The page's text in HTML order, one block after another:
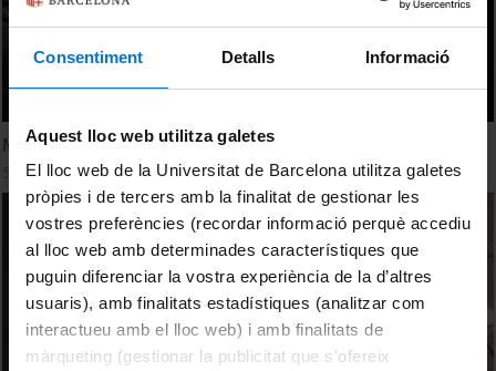
Consentiment Detalls Informació
Aquest lloc web utilitza galetes
El lloc web de la Universitat de Barcelona utilitza galetes
pròpies i de tercers amb la finalitat de gestionar les
vostres preferències (recordar informació perquè accediu
al lloc web amb determinades característiques que
puguin diferenciar la vostra experiència de la d’altres
usuaris), amb finalitats estadístiques (analitzar com
interactueu amb el lloc web) i amb finalitats de
màrqueting (gestionar la publicitat que s’ofereix
Matefest Infofest 2017
5 May, 2017